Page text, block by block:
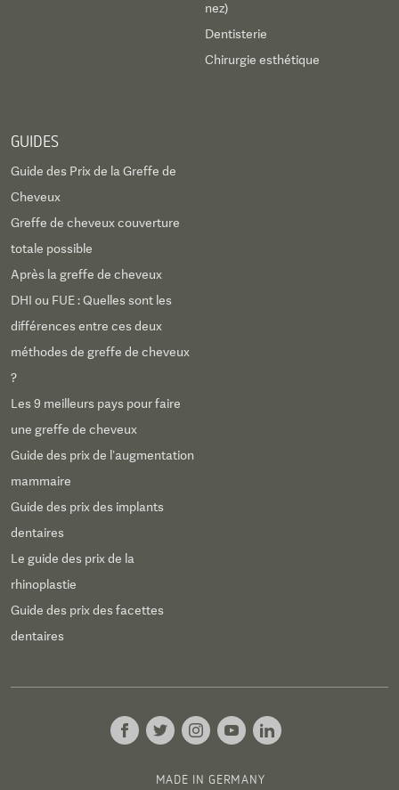
nez)
Dentisterie
Chirurgie esthétique
GUIDES
Guide des Prix de la Greffe de
Cheveux
Greffe de cheveux couverture
totale possible
Après la greffe de cheveux
DHI ou FUE : Quelles sont les
différences entre ces deux
méthodes de greffe de cheveux
?
Les 9 meilleurs pays pour faire
une greffe de cheveux
Guide des prix de l’augmentation
mammaire
Guide des prix des implants
dentaires
Le guide des prix de la
rhinoplastie
Guide des prix des facettes
dentaires
MADE IN GERMANY